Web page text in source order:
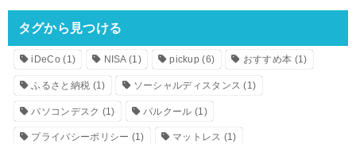
タグから見つける
iDeCo (1) NISA(1) pickup (6) おすすめ本 (1)
ふるさと納税 (1) ソーシャルディスタンス (1)
パソコンデスク (1) パルクール (1)
プライバシーポリシー (1) マットレス (1)